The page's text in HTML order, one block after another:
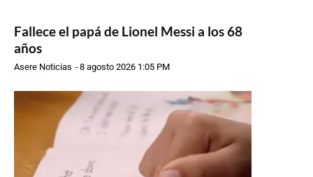
Fallece el papá de Lionel Messi a los 68
años
Asere Noticias -8 agosto 2026 1:05 PM